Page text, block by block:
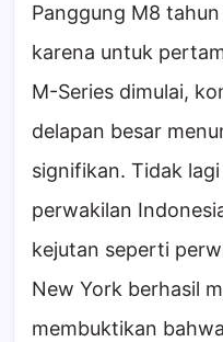
Panggung M8
karena untuk
M-Series dimulai,
delapan besar
signifikan. Tidak
perwakilan
kejutan seperti
New York berhasil
membuktikan